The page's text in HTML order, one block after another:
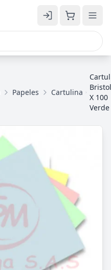
Papeles Cartulina
X 100
Verde